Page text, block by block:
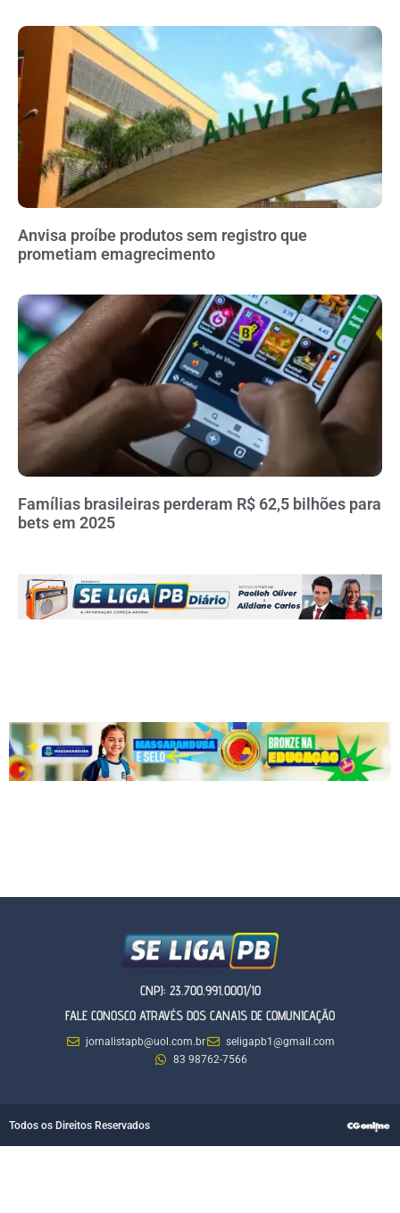
Anvisa proíbe produtos sem registro que
prometiam emagrecimento
Famílias brasileiras perderam R$ 62,5 bilhões para
bets em 2025
CNPJ: 23.700.991.0001/10
FALE CONOSCO ATRAVÉS DOS CANAIS DE COMUNICAÇÃO
jornalistapb@uol.com.br
seligapb1@gmail.com
83 98762-7566
Todos os Direitos Reservados